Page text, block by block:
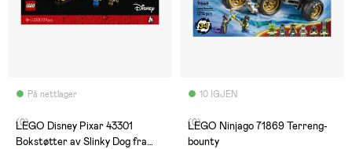
På nettlager
(0)
LEGO Disney Pixar 43301
Bokstøtter av Slinky Dog fra
10 IGJEN
(0)
LEGO Ninjago 71869 Terreng-
bounty